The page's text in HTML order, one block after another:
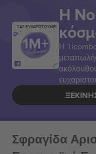
ΣΑΣ ΕΥΧΑΡΙΣΤΟΥΜΕ!
Η Νο
Η
Σφραγίδα